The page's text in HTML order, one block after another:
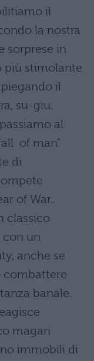
il
la nostra
sorprese in
più stimolante
il
su-giu.
al
of man”
di
of War..
classico
con un
anche se
combattere
banale.
magari
immobili di